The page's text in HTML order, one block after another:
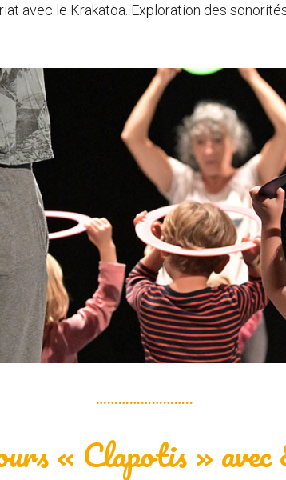
avec le Krakatoa. Exploration des
……………………..
« Clapotis » avec